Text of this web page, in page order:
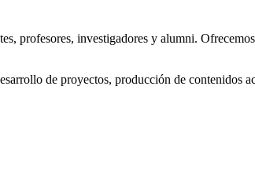
profesores, investigadores y alumni.
de proyectos, producción de contenidos